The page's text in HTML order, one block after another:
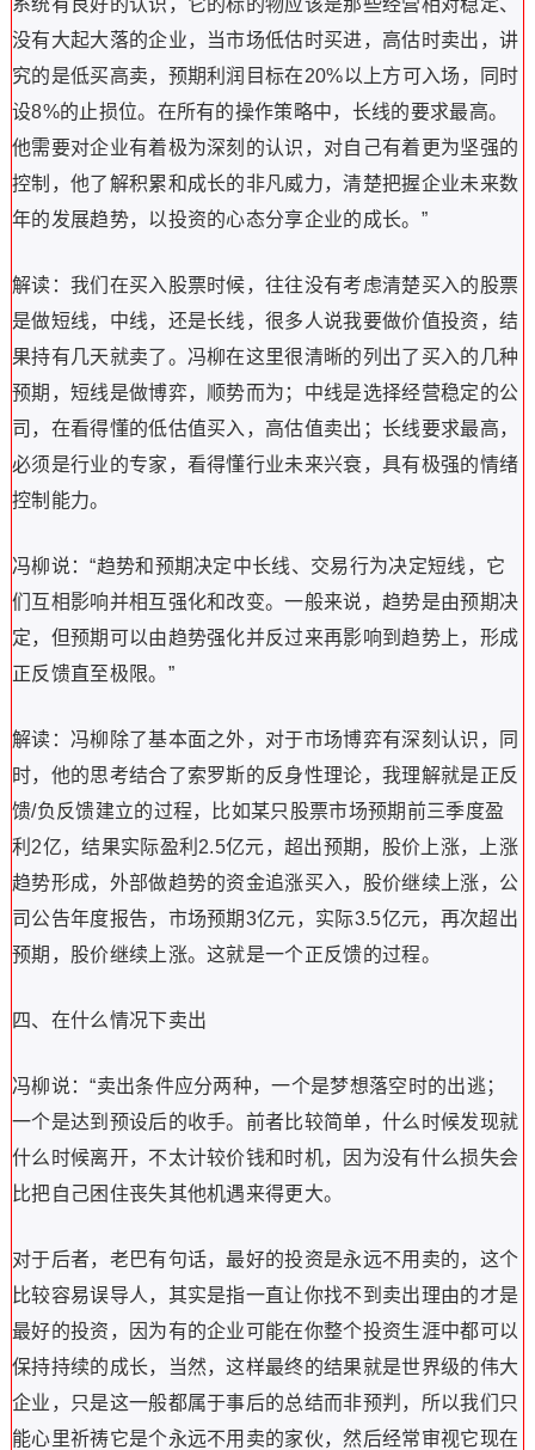
系统有良好的认识，它的标的物应该是那些经营相对稳定、
没有大起大落的企业，当市场低估时买进，高估时卖出，讲
究的是低买高卖，预期利润目标在20%以上方可入场，同时
设8%的止损位。在所有的操作策略中，长线的要求最高。
他需要对企业有着极为深刻的认识，对自己有着更为坚强的
控制，他了解积累和成长的非凡威力，清楚把握企业未来数
年的发展趋势，以投资的心态分享企业的成长。”
解读：我们在买入股票时候，往往没有考虑清楚买入的股票
是做短线，中线，还是长线，很多人说我要做价值投资，结
果持有几天就卖了。冯柳在这里很清晰的列出了买入的几种
预期，短线是做博弈，顺势而为；中线是选择经营稳定的公
司，在看得懂的低估值买入，高估值卖出；长线要求最高，
必须是行业的专家，看得懂行业未来兴衰，具有极强的情绪
控制能力。
冯柳说：“趋势和预期决定中长线、交易行为决定短线，它
们互相影响并相互强化和改变。一般来说，趋势是由预期决
定，但预期可以由趋势强化并反过来再影响到趋势上，形成
正反馈直至极限。”
解读：冯柳除了基本面之外，对于市场博弈有深刻认识，同
时，他的思考结合了索罗斯的反身性理论，我理解就是正反
馈/负反馈建立的过程，比如某只股票市场预期前三季度盈
利2亿，结果实际盈利2.5亿元，超出预期，股价上涨，上涨
趋势形成，外部做趋势的资金追涨买入，股价继续上涨，公
司公告年度报告，市场预期3亿元，实际3.5亿元，再次超出
预期，股价继续上涨。这就是一个正反馈的过程。
四、在什么情况下卖出
冯柳说：“卖出条件应分两种，一个是梦想落空时的出逃；
一个是达到预设后的收手。前者比较简单，什么时候发现就
什么时候离开，不太计较价钱和时机，因为没有什么损失会
比把自己困住丧失其他机遇来得更大。
对于后者，老巴有句话，最好的投资是永远不用卖的，这个
比较容易误导人，其实是指一直让你找不到卖出理由的才是
最好的投资，因为有的企业可能在你整个投资生涯中都可以
保持持续的成长，当然，这样最终的结果就是世界级的伟大
企业，只是这一般都属于事后的总结而非预判，所以我们只
能心里祈祷它是个永远不用卖的家伙，然后经常审视它现在